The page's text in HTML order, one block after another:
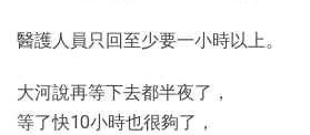
醫護人員只回至少要一小時以上。
大河說再等下去都半夜了，
等了快10小時也很夠了，